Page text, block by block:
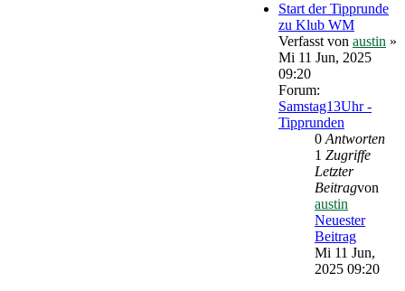
Start der Tipprunde
zu Klub WM
Verfasst von austin »
Mi 11 Jun, 2025
09:20
Forum:
Samstag13Uhr -
Tipprunden
0 Antworten
1 Zugriffe
Letzter
Beitragvon
austin
Neuester
Beitrag
Mi 11 Jun,
2025 09:20